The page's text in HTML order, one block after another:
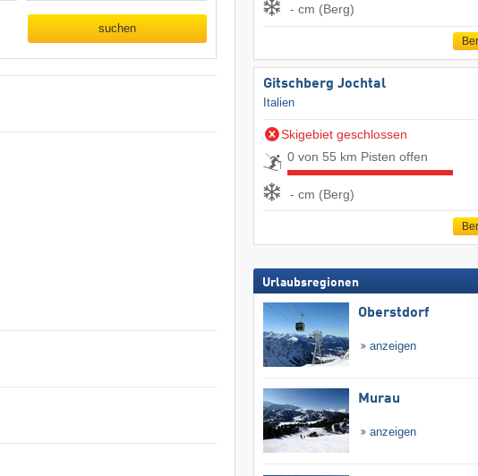
suchen
- cm (Berg)
Gitschberg Jochtal
Italien
Skigebiet geschlossen
0 von 55 km Pisten offen
- cm (Berg)
Urlaubsregionen
Oberstdorf
anzeigen
Murau
anzeigen